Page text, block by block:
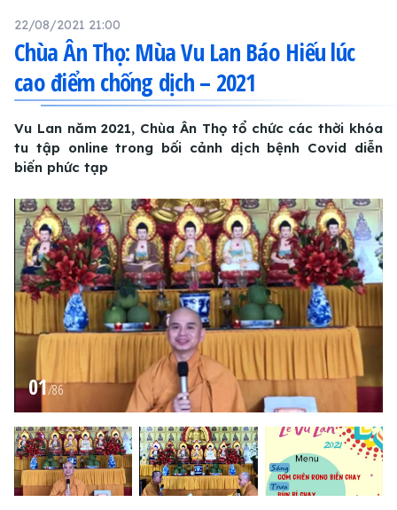
22/08/2021 21:00
Chùa Ân Thọ: Mùa Vu Lan Báo Hiếu lúc
cao điểm chống dịch – 2021
Vu Lan năm 2021, Chùa Ân Thọ tổ chức các thời khóa
tu tập online trong bối cảnh dịch bệnh Covid diễn
biến phức tạp
01/86